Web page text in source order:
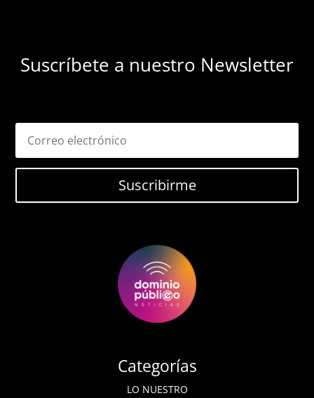
Suscríbete a nuestro Newsletter
Suscribirme
Categorías
LO NUESTRO